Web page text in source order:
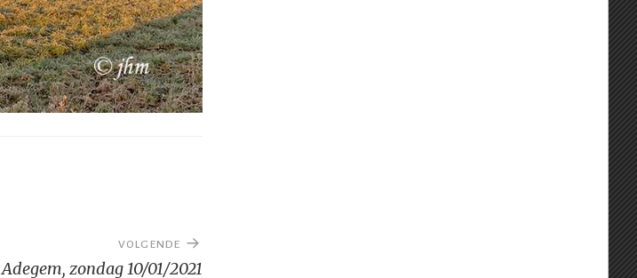
VOLGENDE
Adegem, zondag 10/01/2021